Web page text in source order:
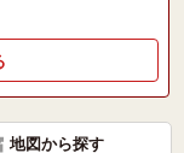
地図から探す